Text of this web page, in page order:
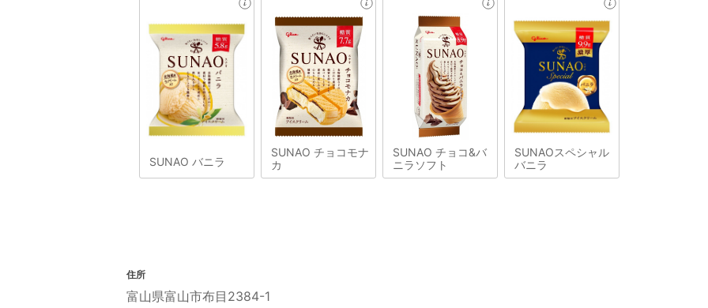
SUNAO バニラ
SUNAO チョコモナ
カ
SUNAO チョコ&バ
ニラソフト
SUNAOスペシャル
バニラ
住所
富山県富山市布目2384-1